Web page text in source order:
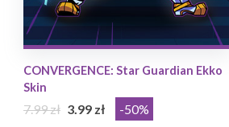
CONVERGENCE: Star Guardian Ekko
Skin
7.99 zł 3.99 zł -50%